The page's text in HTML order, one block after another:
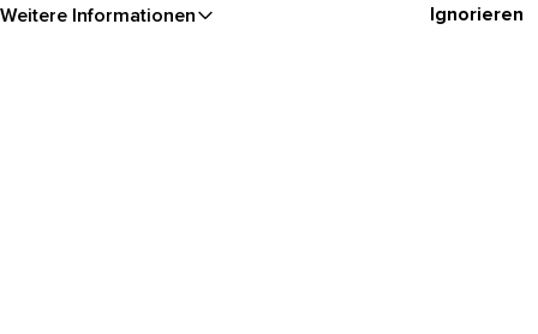
Weitere Informationen Ignorieren